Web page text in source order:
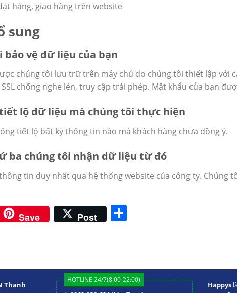
hàng, giao hàng trên website
sung
bảo vệ dữ liệu của bạn
chúng tôi lưu trữ trên máy chủ do chúng tôi thiết lập với
chống nghe lén, truy cập trái phép. Mật khẩu của bạn
lộ dữ liệu mà chúng tôi thực hiện
tiết lộ bất kỳ thông tin nào mà khách hàng chưa đồng ý.
ba chúng tôi nhận dữ liệu từ đó
tin duy nhất qua hệ thống website của công ty. Chúng
Save Post
Thanh
HOTLINE 24/7(8:00-22:00)
Happys